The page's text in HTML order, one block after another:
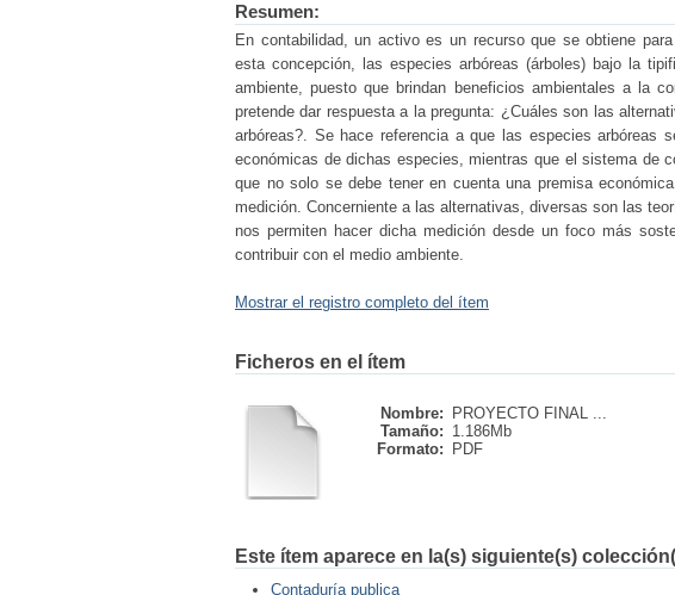
Resumen:
En contabilidad, un activo es un recurso que se obtiene
esta concepción, las especies arbóreas (árboles) bajo la
ambiente, puesto que brindan beneficios ambientales a la
pretende dar respuesta a la pregunta: ¿Cuáles son las
arbóreas?. Se hace referencia a que las especies arbóreas
económicas de dichas especies, mientras que el sistema de
que no solo se debe tener en cuenta una premisa
medición. Concerniente a las alternativas, diversas son las
nos permiten hacer dicha medición desde un foco más
contribuir con el medio ambiente.
Mostrar el registro completo del ítem
Ficheros en el ítem
Nombre:
PROYECTO FINAL ...
Tamaño: 1.186Mb
Formato:
PDF
Este ítem aparece en la(s) siguiente(s)
Contaduría publica